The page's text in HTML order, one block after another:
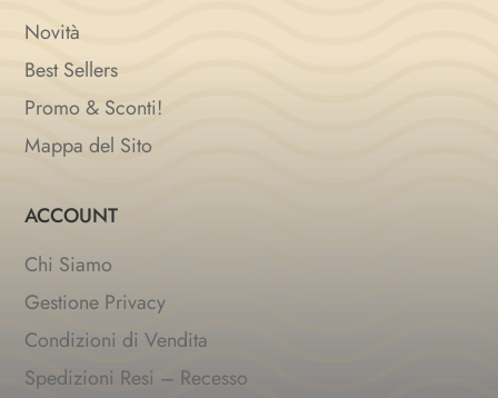
Novità
Best Sellers
Promo & Sconti!
Mappa del Sito
ACCOUNT
Chi Siamo
Gestione Privacy
Condizioni di Vendita
Spedizioni Resi – Recesso